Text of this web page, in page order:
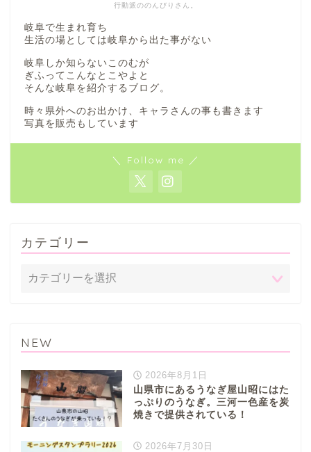
行動派ののんびりさん。
岐阜で生まれ育ち
生活の場としては岐阜から出た事がない
岐阜しか知らないこのむが
ぎふってこんなとこやよと
そんな岐阜を紹介するブログ。
時々県外へのお出かけ、キャラさんの事も書きます
写真を販売もしています
＼ Follow me ／
カテゴリー
NEW
2026年8月1日
山県市にあるうなぎ屋山昭にはた
っぷりのうなぎ。三河一色産を炭
焼きで提供されている！
2026年7月30日